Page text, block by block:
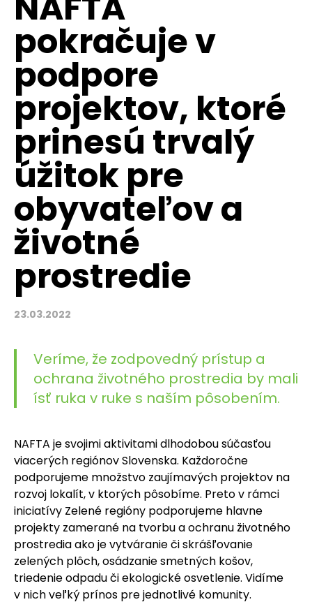
pokračuje v
podpore
projektov, ktoré
prinesú trvalý
úžitok pre
obyvateľov a
životné
prostredie
23.03.2022
Veríme, že zodpovedný prístup a
ochrana životného prostredia by mali
ísť ruka v ruke s naším pôsobením.
NAFTA je svojimi aktivitami dlhodobou súčasťou
viacerých regiónov Slovenska. Každoročne
podporujeme množstvo zaujímavých projektov na
rozvoj lokalít, v ktorých pôsobíme. Preto v rámci
iniciatívy Zelené regióny podporujeme hlavne
projekty zamerané na tvorbu a ochranu životného
prostredia ako je vytváranie či skrášľovanie
zelených plôch, osádzanie smetných košov,
triedenie odpadu či ekologické osvetlenie. Vidíme
v nich veľký prínos pre jednotlivé komunity.